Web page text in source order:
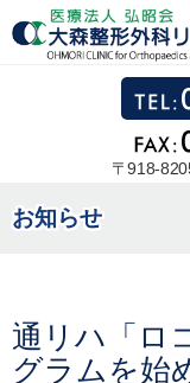
〒918-
お知らせ
通リハ「ロ
グラムを始